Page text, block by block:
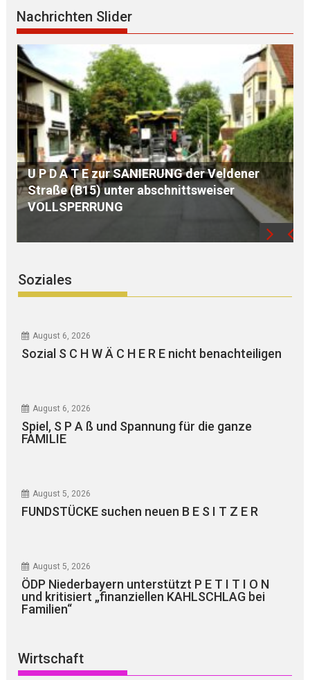
Nachrichten Slider
S E G N U N G des WEGKREUZES am
Birkenberg
Soziales
August 6, 2026
Sozial S C H W Ä C H E R E nicht benachteiligen
August 6, 2026
Spiel, S P A ß und Spannung für die ganze
FAMILIE
August 5, 2026
FUNDSTÜCKE suchen neuen B E S I T Z E R
August 5, 2026
ÖDP Niederbayern unterstützt P E T I T I O N
und kritisiert „finanziellen KAHLSCHLAG bei
Familien“
Wirtschaft